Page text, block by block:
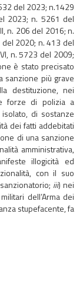
del 2023; n.1429
2023; n. 5261 del
n. 206 del 2016; n.
2020; n. 413 del
n. 5723 del 2009;
è stato precisato
sanzione più grave
destituzione, nei
forze di polizia a
di sostanze
dei fatti addebitati
di una sanzione
amministrativa,
illogicità ed
con il suo
iii) nei
dell’Arma dei
stupefacente, fa